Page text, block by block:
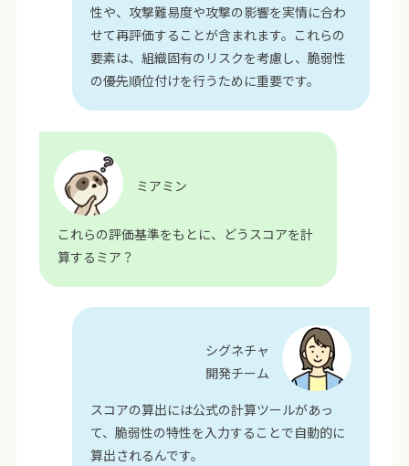
性や、攻撃難易度や攻撃の影響を実情に合わ
せて再評価することが含まれます。これらの
要素は、組織固有のリスクを考慮し、脆弱性
の優先順位付けを行うために重要です。
ミアミン
これらの評価基準をもとに、どうスコアを計
算するミア？
シグネチャ
開発チーム
スコアの算出には公式の計算ツールがあっ
て、脆弱性の特性を入力することで自動的に
算出されるんです。